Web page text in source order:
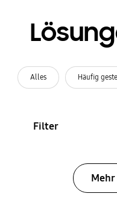
Alles Häufig
Filter